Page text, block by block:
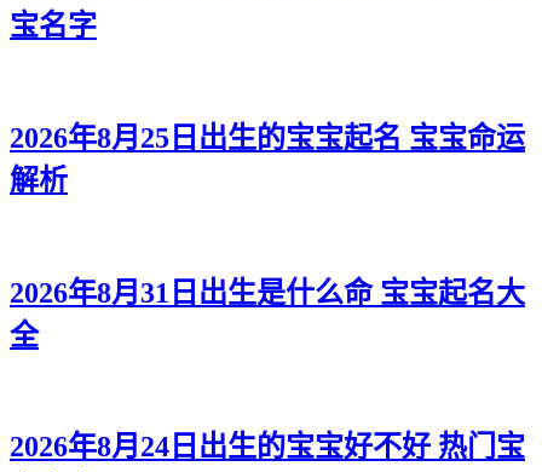
宝名字
2026年8月25日出生的宝宝起名 宝宝命运
解析
2026年8月31日出生是什么命 宝宝起名大
全
2026年8月24日出生的宝宝好不好 热门宝